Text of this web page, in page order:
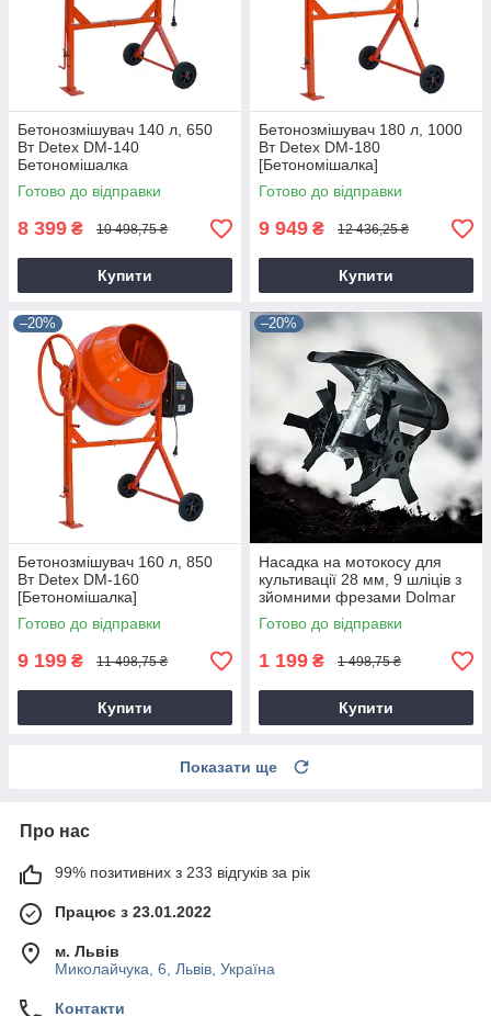
Бетонозмішувач 140 л, 650
Вт Detex DM-140
Бетономішалка
Готово до відправки
8 399 ₴ 10 498,75 ₴
Купити
Бетонозмішувач 180 л, 1000
Вт Detex DM-180
[Бетономішалка]
Готово до відправки
9 949 ₴ 12 436,25 ₴
Купити
–20%
Бетонозмішувач 160 л, 850
Вт Detex DM-160
[Бетономішалка]
Готово до відправки
9 199 ₴ 11 498,75 ₴
Купити
–20%
Насадка на мотокосу для
культивації 28 мм, 9 шліців з
зйомними фрезами Dolmar
9T28
Готово до відправки
1 199 ₴ 1 498,75 ₴
Купити
Показати ще
Про нас
99% позитивних з 233 відгуків за рік
Працює з 23.01.2022
м. Львів
Миколайчука, 6, Львів, Україна
Контакти